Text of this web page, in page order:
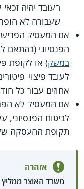
העובד יהיה
שעבורה לא
אם המעסיק הפריש
הפנסיוני (בהתאם ל
במשק) או לקופת
אחוזים עבור כל
אם המעסיק לא
לביטוח הפנסיוני,
תקופת ההעסקה
אזהרה
משרד האוצר ממליץ